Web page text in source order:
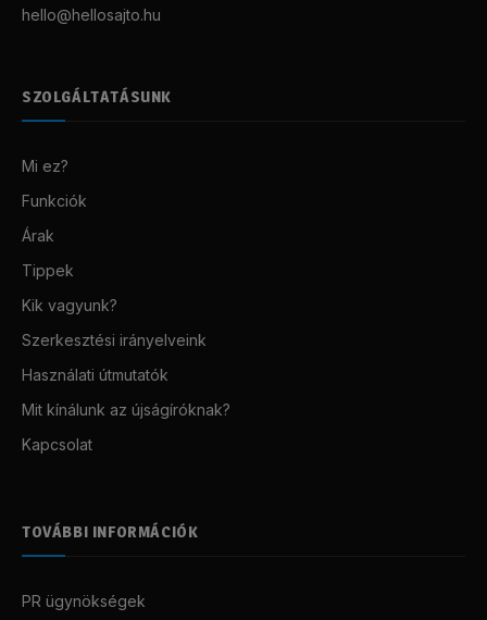
hello@hellosajto.hu
SZOLGÁLTATÁSUNK
Mi ez?
Funkciók
Árak
Tippek
Kik vagyunk?
Szerkesztési irányelveink
Használati útmutatók
Mit kínálunk az újságíróknak?
Kapcsolat
TOVÁBBI INFORMÁCIÓK
PR ügynökségek